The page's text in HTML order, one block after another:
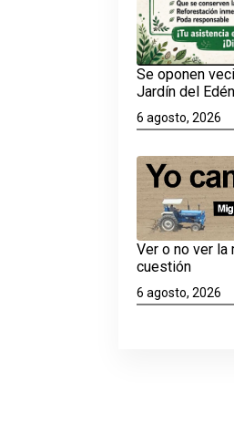
Se oponen
Jardín del Edén
6 agosto, 2026
Ver o no ver la
cuestión
6 agosto, 2026